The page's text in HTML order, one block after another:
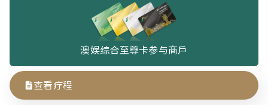
澳娱综合至尊卡参与商戶
查看疗程